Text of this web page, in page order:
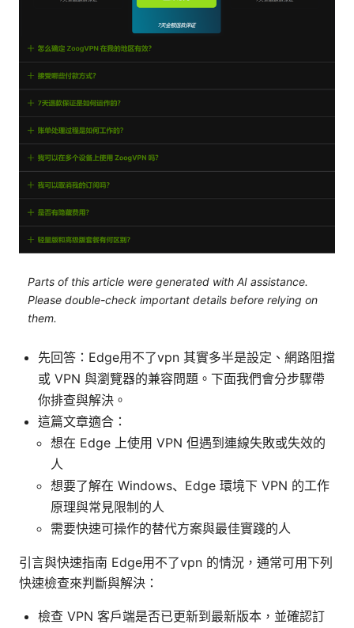
Parts of this article were generated with AI assistance.
Please double-check important details before relying on
them.
先回答：Edge用不了vpn 其實多半是設定、網路阻擋
或 VPN 與瀏覽器的兼容問題。下面我們會分步驟帶
你排查與解決。
這篇文章適合：
想在 Edge 上使用 VPN 但遇到連線失敗或失效的
人
想要了解在 Windows、Edge 環境下 VPN 的工作
原理與常見限制的人
需要快速可操作的替代方案與最佳實踐的人
引言與快速指南 Edge用不了vpn 的情況，通常可用下列
快速檢查來判斷與解決：
檢查 VPN 客戶端是否已更新到最新版本，並確認訂